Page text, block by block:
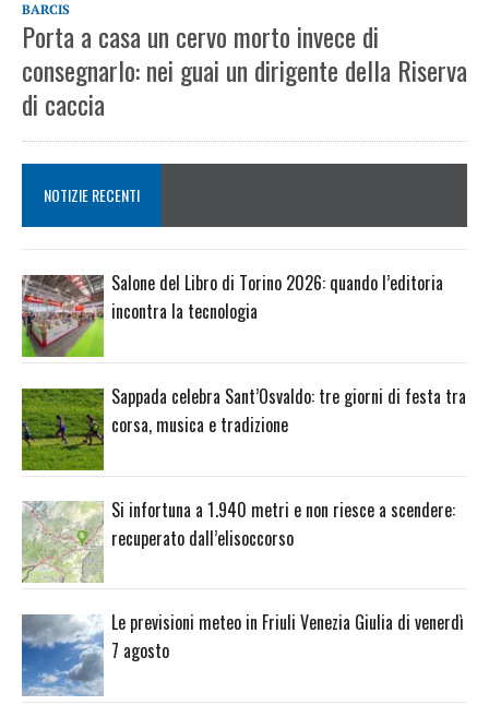
BARCIS
Porta a casa un cervo morto invece di
consegnarlo: nei guai un dirigente della Riserva
di caccia
NOTIZIE RECENTI
Salone del Libro di Torino 2026: quando l’editoria
incontra la tecnologia
Sappada celebra Sant’Osvaldo: tre giorni di festa tra
corsa, musica e tradizione
Si infortuna a 1.940 metri e non riesce a scendere:
recuperato dall’elisoccorso
Le previsioni meteo in Friuli Venezia Giulia di venerdì
7 agosto